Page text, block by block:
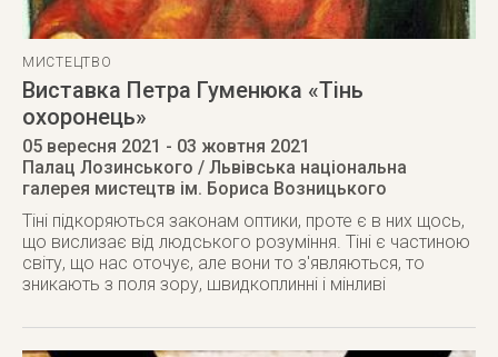
МИСТЕЦТВО
Виставка Петра Гуменюка «Тінь
охоронець»
05 вересня 2021 - 03 жовтня 2021
Палац Лозинського / Львівська національна
галерея мистецтв ім. Бориса Возницького
Тіні підкоряються законам оптики, проте є в них щось,
що вислизає від людського розуміння. Тіні є частиною
світу, що нас оточує, але вони то з'являються, то
зникають з поля зору, швидкоплинні і мінливі